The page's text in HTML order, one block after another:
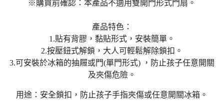
※購買前確認：本產品不適用雙開門形式門扇。
產品特色：
1.貼有背膠，黏貼形式，安裝簡單。
2.按壓鈕式解鎖，大人可輕鬆解除鎖扣。
3.可安裝於冰箱的抽屜或門(單門形式) ，防止孩子任意開關
及夾傷危險。
用途：安全鎖扣，防止孩子手指夾傷或任意開關冰箱。